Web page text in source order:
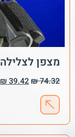
מצפן לצלילה
74.32
₪
39.42
₪